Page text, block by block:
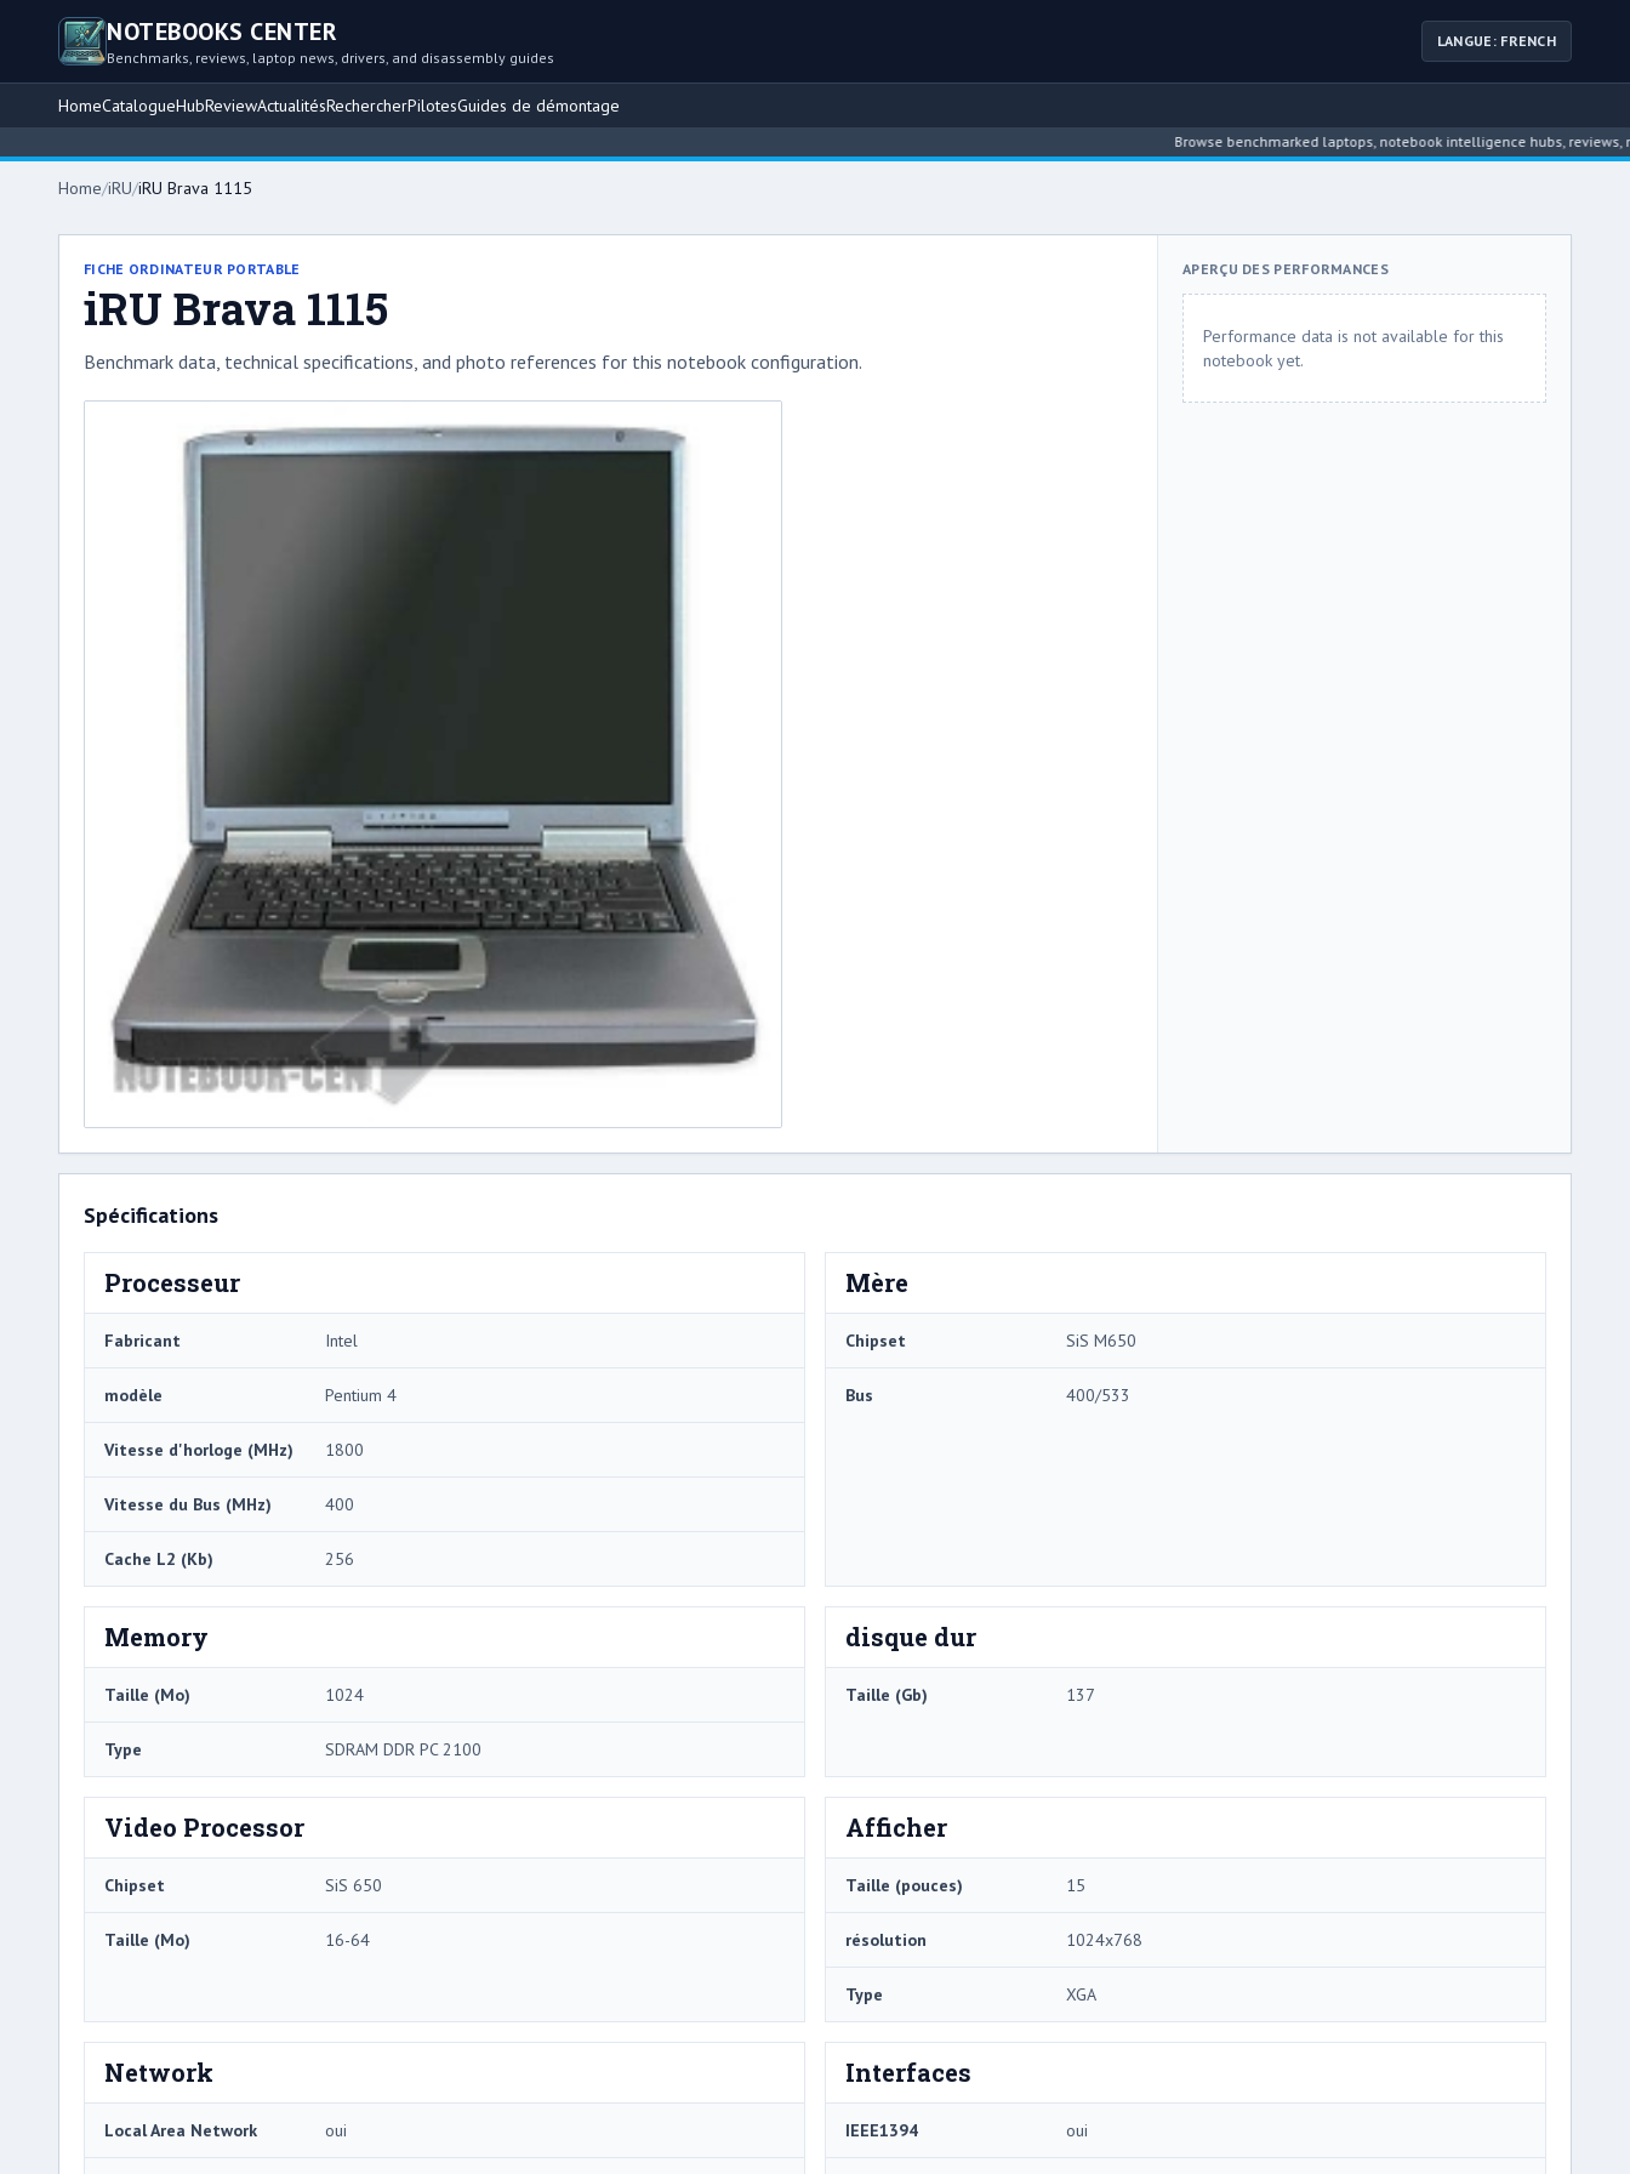
NOTEBOOKS CENTER
Benchmarks, reviews, laptop news, drivers, and disassembly guides
LANGUE: FRENCH
HomeCatalogueHubReviewActualitésRechercherPilotesGuides de démontage
Browse benchmarked laptops, notebook intelligence hubs, reviews, news,
Home/iRU/iRU Brava 1115
FICHE ORDINATEUR PORTABLE
iRU Brava 1115
Benchmark data, technical specifications, and photo references for this notebook configuration.
APERÇU DES PERFORMANCES
Performance data is not available for this
notebook yet.
Spécifications
Processeur
Fabricant Intel
modèle Pentium 4
Vitesse d'horloge (MHz) 1800
Vitesse du Bus (MHz) 400
Cache L2 (Kb) 256
Mère
Chipset SiS M650
Bus 400/533
Memory
Taille (Mo) 1024
Type SDRAM DDR PC 2100
disque dur
Taille (Gb) 137
Video Processor
Chipset SiS 650
Taille (Mo) 16-64
Afficher
Taille (pouces) 15
résolution 1024x768
Type XGA
Network
Local Area Network oui
Interfaces
IEEE1394 oui